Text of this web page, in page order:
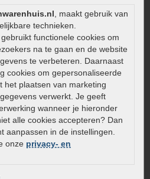
, maakt gebruik van
technieken.
gebruikt functionele cookies om
na te gaan en de website
te verbeteren. Daarnaast
cookies om gepersonaliseerde
het plaatsen van marketing
verwerkt. Je geeft
wanneer je hieronder
alle cookies accepteren? Dan
aanpassen in de instellingen.
onze privacy- en